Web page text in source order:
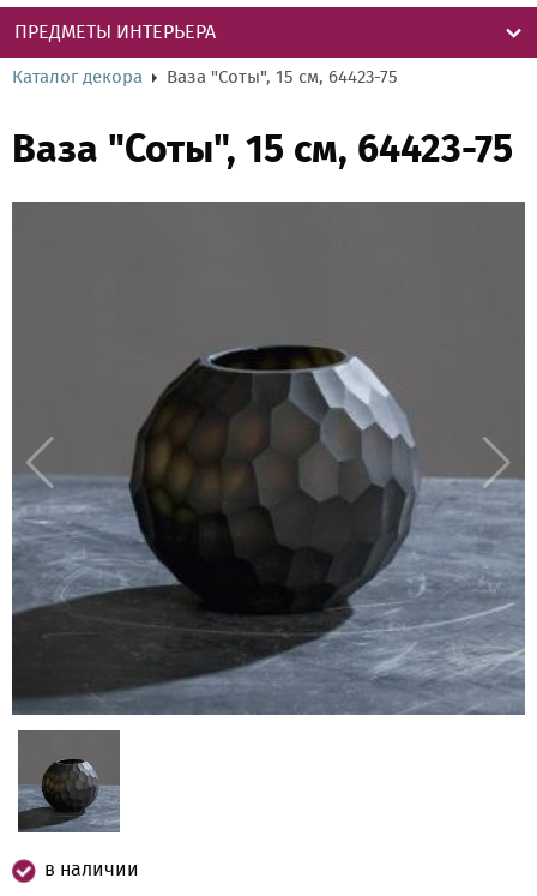
ПРЕДМЕТЫ ИНТЕРЬЕРА
Каталог декора Ваза "Соты", 15 см, 64423-75
Ваза "Соты", 15 см, 64423-75
в наличии